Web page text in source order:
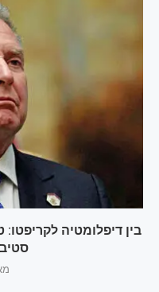
בין דיפלומטיה
סטיב
מאי